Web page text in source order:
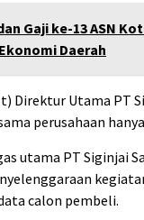
Gaji ke-13 ASN
Daerah
Direktur Utama PT
perusahaan
utama PT Siginjai
calon pembeli.